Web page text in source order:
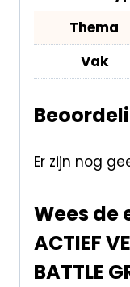
Thema
Vak
Er zijn nog
Wees de
ACTIEF
BATTLE